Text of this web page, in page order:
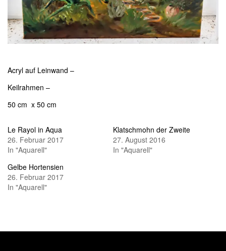
Acryl auf Leinwand –
Keilrahmen –
50 cm x 50 cm
Le Rayol in Aqua
26. Februar 2017
In "Aquarell"
Klatschmohn der Zweite
27. August 2016
In "Aquarell"
Gelbe Hortensien
26. Februar 2017
In "Aquarell"